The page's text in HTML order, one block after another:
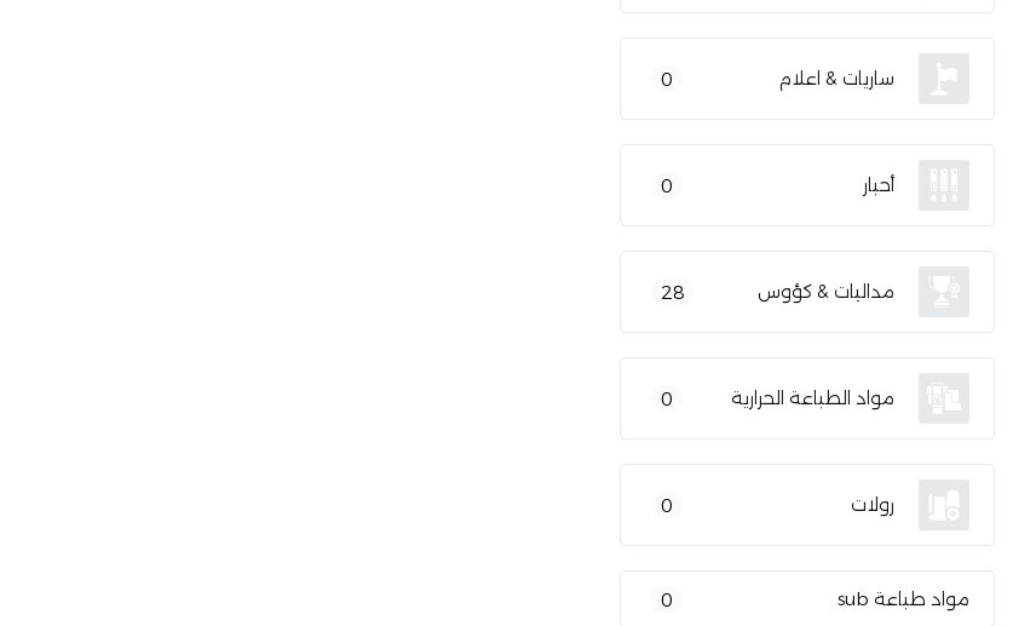
ساريات & اعلام 0
أحبار 0
مداليات & كؤوس 28
مواد الطباعة الحرارية 0
رولات 0
مواد طباعة sub 0